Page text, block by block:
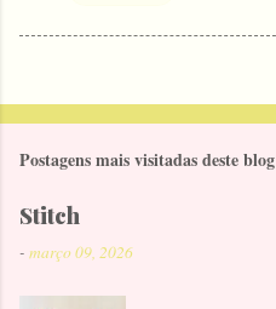
Postagens mais visitadas deste blog
Stitch
- março 09, 2026